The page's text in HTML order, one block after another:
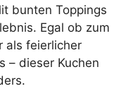
bunten Toppings
Egal ob zum
als feierlicher
– dieser Kuchen